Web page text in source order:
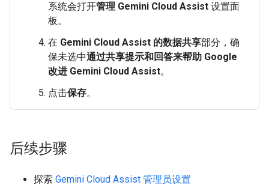
系统会打开管理 Gemini Cloud Assist 设置面
板。
在 Gemini Cloud Assist 的数据共享部分，确
保未选中通过共享提示和回答来帮助 Google
改进 Gemini Cloud Assist。
点击保存。
后续步骤
探索 Gemini Cloud Assist 管理员设置